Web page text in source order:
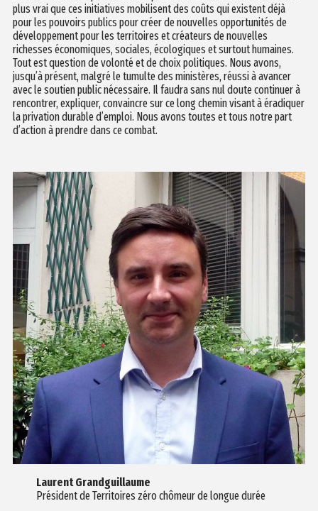
plus vrai que ces initiatives mobilisent des coûts qui existent déjà
pour les pouvoirs publics pour créer de nouvelles opportunités de
développement pour les territoires et créateurs de nouvelles
richesses économiques, sociales, écologiques et surtout humaines.
Tout est question de volonté et de choix politiques. Nous avons,
jusqu’à présent, malgré le tumulte des ministères, réussi à avancer
avec le soutien public nécessaire. Il faudra sans nul doute continuer à
rencontrer, expliquer, convaincre sur ce long chemin visant à éradiquer
la privation durable d’emploi. Nous avons toutes et tous notre part
d’action à prendre dans ce combat.
Laurent Grandguillaume
Président de Territoires zéro chômeur de longue durée